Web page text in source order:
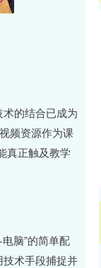
的结合已成为
频资源作为课
真正触及教学
脑”的简单配
术手段捕捉并